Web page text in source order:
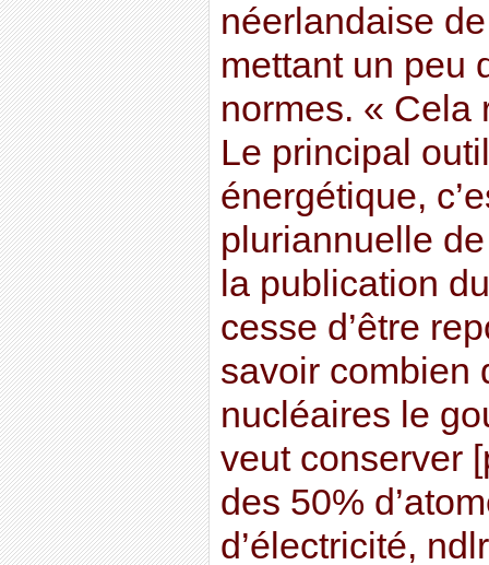
néerlandaise
mettant un peu
normes. « Cela
Le principal
énergétique,
pluriannuelle
la publication
cesse d’être
savoir combien
nucléaires le
veut conserver
des 50%
d’électricité,